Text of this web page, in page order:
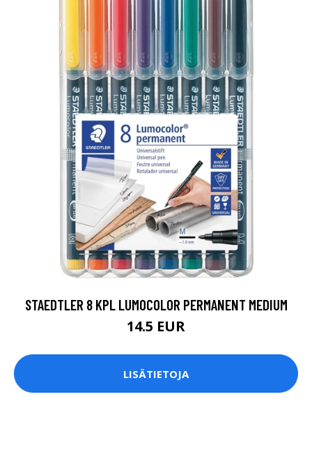
STAEDTLER 8 KPL LUMOCOLOR PERMANENT MEDIUM
14.5 EUR
LISÄTIETOJA